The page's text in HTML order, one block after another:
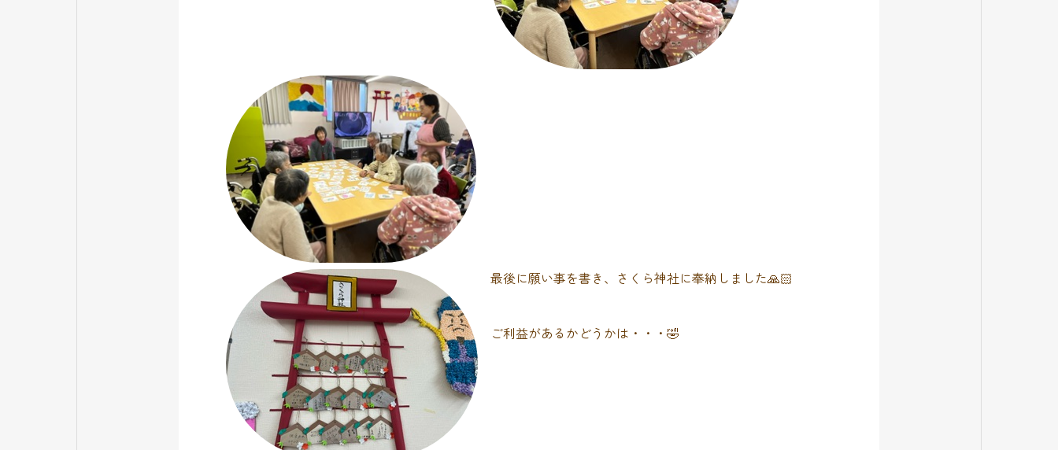
最後に願い事を書き、さくら神社に奉納しました🙏🏻
ご利益があるかどうかは・・・🤣